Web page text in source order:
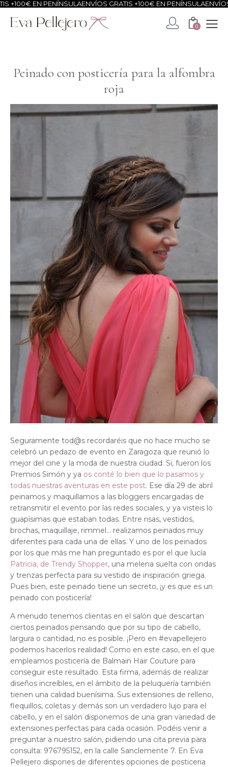
EN PENÍNSULAENVÍOS GRATIS +100€ EN PENÍNSULAENVÍOS
0
Peinado con posticería para la alfombra
roja
Seguramente tod@s recordaréis que no hace mucho se
celebró un pedazo de evento en Zaragoza que reunió lo
mejor del cine y la moda de nuestra ciudad. Si, fueron los
Premios Simón y ya os conté lo bien que lo pasamos y
todas nuestras aventuras en este post. Ese día 29 de abril
peinamos y maquillamos a las bloggers encargadas de
retransmitir el evento por las redes sociales, y ya visteis lo
guapísimas que estaban todas. Entre risas, vestidos,
brochas, maquillaje, rimmel… realizamos peinados muy
diferentes para cada una de ellas. Y uno de los peinados
por los que más me han preguntado es por el que lucía
Patricia, de Trendy Shopper, una melena suelta con ondas
y trenzas perfecta para su vestido de inspiración griega.
Pues bien, este peinado tiene un secreto, ¡y es que es un
peinado con posticería!
A menudo tenemos clientas en el salón que descartan
ciertos peinados pensando que por su tipo de cabello,
largura o cantidad, no es posible. ¡Pero en #evapellejero
podemos hacerlos realidad! Como en este caso, en el que
empleamos posticería de Balmain Hair Couture para
conseguir este resultado. Esta firma, además de realizar
diseños increíbles, en el ámbito de la peluquería también
tienen una calidad buenísima. Sus extensiones de relleno,
flequillos, coletas y demás son un verdadero lujo para el
cabello, y en el salón disponemos de una gran variedad de
extensiones perfectas para cada ocasión. Podéis venir a
preguntar a nuestro salón, pidiendo una cita previa para
consulta: 976795152, en la calle Sanclemente 7. En Eva
Pellejero dispones de diferentes opciones de posticeria